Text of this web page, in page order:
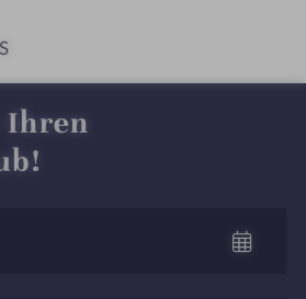
Ihren